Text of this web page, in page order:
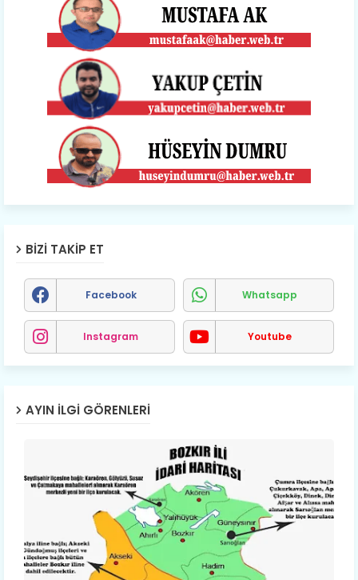
BIZI TAKIP ET
Facebook Whatsapp
Instagram Youtube
AYIN İLGI GÖRENLERI